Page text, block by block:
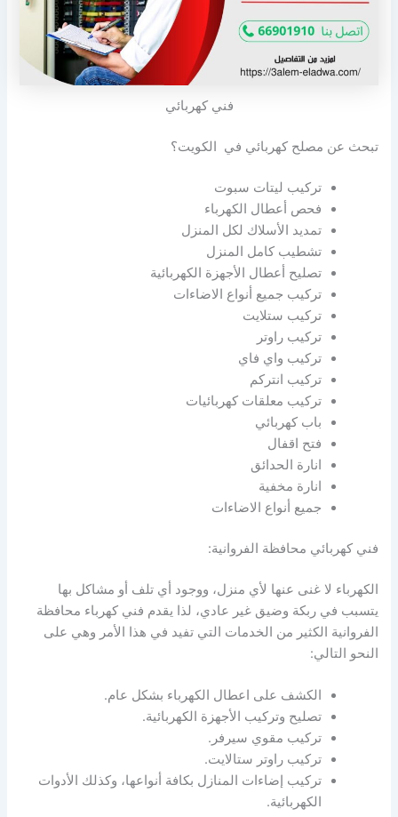
فني كهربائي
تبحث عن مصلح كهربائي في الكويت؟
تركيب ليتات سبوت
فحص أعطال الكهرباء
تمديد الأسلاك لكل المنزل
تشطيب كامل المنزل
تصليح أعطال الأجهزة الكهربائية
تركيب جميع أنواع الاضاءات
تركيب ستلايت
تركيب راوتر
تركيب واي فاي
تركيب انتركم
تركيب معلقات كهربائيات
باب كهربائي
فتح اقفال
انارة الحدائق
انارة مخفية
جميع أنواع الاضاءات
فني كهربائي محافظة الفروانية:
الكهرباء لا غنى عنها لأي منزل، ووجود أي تلف أو مشاكل بها
يتسبب في ربكة وضيق غير عادي، لذا يقدم فني كهرباء محافظة
الفروانية الكثير من الخدمات التي تفيد في هذا الأمر وهي على
النحو التالي:
الكشف على اعطال الكهرباء بشكل عام.
تصليح وتركيب الأجهزة الكهربائية.
تركيب مقوي سيرفر.
تركيب راوتر ستالايت.
تركيب إضاءات المنازل بكافة أنواعها، وكذلك الأدوات
الكهربائية.